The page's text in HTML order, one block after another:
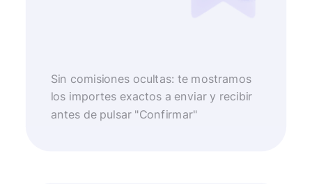
Sin comisiones ocultas: te mostramos
los importes exactos a enviar y recibir
antes de pulsar "Confirmar"